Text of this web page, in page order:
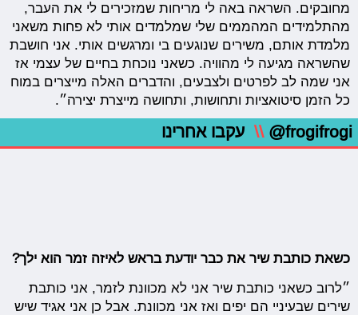
מחובקים. השראה באה לי מריחות שמזכירים לי את העבר,
מהתלמידים המהממים שלי שמלמדים אותי לא פחות משאני
מלמדת אותם, משירים שנוגעים בי ומרגשים אותי. אני חושבת
שהשראה מגיעה לי מהוויה. כשאני נוכחת בחיים של עצמי אז
אני שמה לב לפרטים ולצבעים, והדברים האלה מייצרים במוח
כל הזמן סיטואציות ותחושות, ותחושה מייצרת יצירה״.
@frogifrogi
\\ עקבו אחרינו
כשאת כותבת שיר את כבר יודעת בראש לאיזה זמר הוא ילך?
״לרוב כשאני כותבת שיר אני לא מכוונת לזמר, אני כותבת
שירים שבעיניי הם יפים ואז אני מכוונת. אבל כן אני אגיד שיש